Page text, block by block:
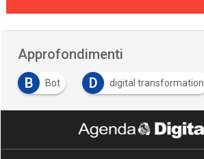
Approfondimenti
B
Bot D digital transformation